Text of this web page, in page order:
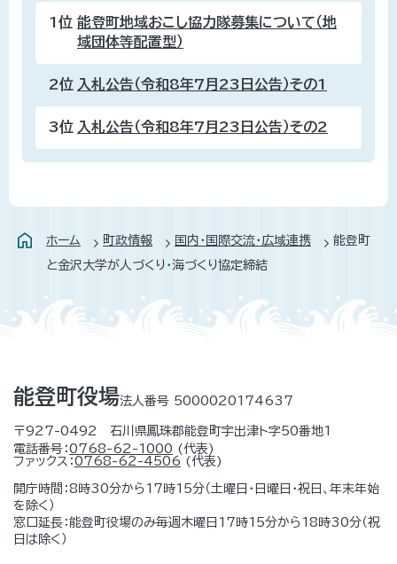
1位 能登町地域おこし協力隊募集について（地
域団体等配置型）
2位 入札公告（令和8年7月23日公告）その1
3位 入札公告（令和8年7月23日公告）その2
ホーム 町政情報 国内・国際交流・広域連携
能登町
と金沢大学が人づくり・海づくり協定締結
能登町役場法人番号 5000020174637
〒927-0492 石川県鳳珠郡能登町宇出津ト字50番地1
電話番号：0768-62-1000 (代表)
ファックス：0768-62-4506 (代表)
開庁時間：8時30分から17時15分（土曜日・日曜日・祝日、年末年始
を除く）
窓口延長：能登町役場のみ毎週木曜日17時15分から18時30分（祝
日は除く）